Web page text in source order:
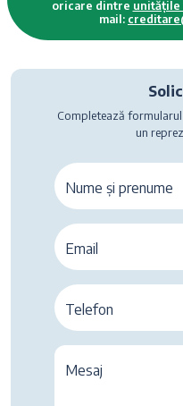
oricare dintre unitățile
mail:
Completează
un
Nume și prenume
Email
Telefon
Mesaj